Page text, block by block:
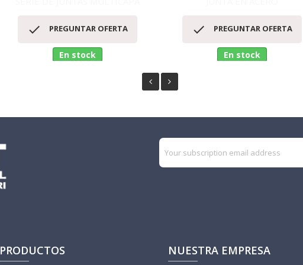
Vista rápida
 PREGUNTAR OFERTA
En stock
Vista rápida
 PREGUNTAR OFERTA
En stock
PRODUCTOS NUESTRA EMPRESA